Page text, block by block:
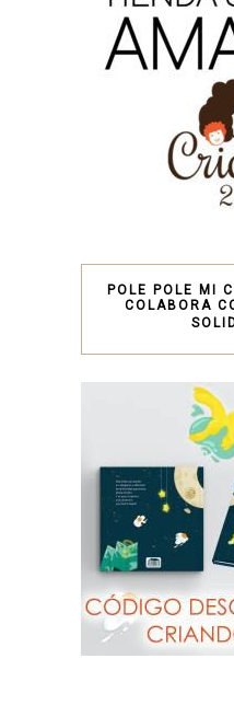
POLE POLE MI
COLABORA